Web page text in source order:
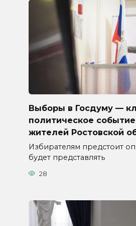
Выборы в Госдуму —
политическое
жителей Ростовской
Избирателям предстоит
будет представлять
28